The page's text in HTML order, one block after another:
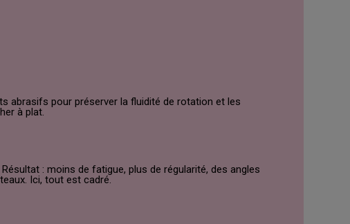
abrasifs pour préserver la fluidité de rotation et les
à plat.
: moins de fatigue, plus de régularité, des angles
Ici, tout est cadré.